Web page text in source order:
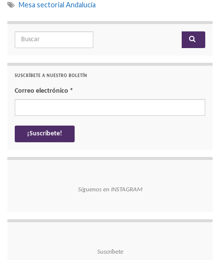
Mesa sectorial Andalucía
Search for:
SUSCRÍBETE A NUESTRO BOLETÍN
Correo electrónico *
Síguenos en INSTAGRAM
Suscríbete